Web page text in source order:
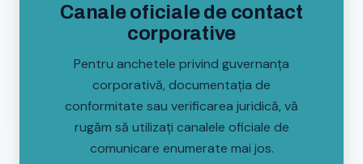
Canale oficiale de contact
corporative
Pentru anchetele privind guvernanța
corporativă, documentația de
conformitate sau verificarea juridică, vă
rugăm să utilizați canalele oficiale de
comunicare enumerate mai jos.